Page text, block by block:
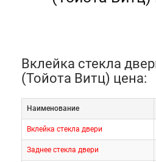
Вклейка стекла
(Тойота Витц) цена:
Наименование
Вклейка стекла двери
Заднее стекла двери